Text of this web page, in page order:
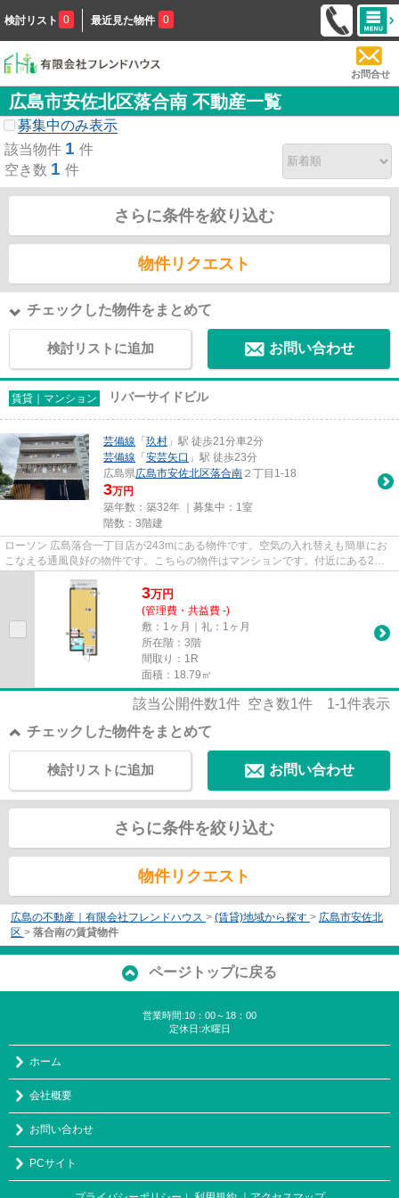
検討リスト 0 最近見た物件 0
お問合せ
広島市安佐北区落合南 不動産一覧
募集中のみ表示
該当物件 1 件
空き数 1 件
さらに条件を絞り込む
物件リクエスト
チェックした物件をまとめて
検討リストに追加 お問い合わせ
賃貸｜マンション リバーサイドビル
芸備線 「 玖村 」駅 徒歩21分車2分
芸備線 「 安芸矢口 」駅 徒歩23分
広島県広島市安佐北区落合南 ２丁目1-18
3万円
築年数：築32年 ｜募集中： 1室
階数：3階建
ローソン 広島落合一丁目店が243mにある物件です。空気の入れ替えも簡単にお
こなえる通風良好の物件です。こちらの物件はマンションです。付近にある2つ
3万円
(管理費・共益費 -)
敷：1ヶ月｜礼：1ヶ月
所在階：3階
間取り：1R
面積：18.79㎡
該当公開件数1件 空き数1件 1-1件表示
チェックした物件をまとめて
お問い合わせ
検討リストに追加
さらに条件を絞り込む
物件リクエスト
広島の不動産｜有限会社フレンドハウス > (賃貸)地域から探す > 広島市安佐北
区 > 落合南の賃貸物件
ページトップに戻る
営業時間:10：00～18：00
定休日:水曜日
ホーム
会社概要
お問い合わせ
PCサイト